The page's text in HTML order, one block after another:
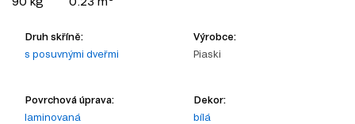
Druh skříně:
s posuvnými dveřmi
Výrobce:
Piaski
Povrchová úprava:
laminovaná
Dekor:
bílá